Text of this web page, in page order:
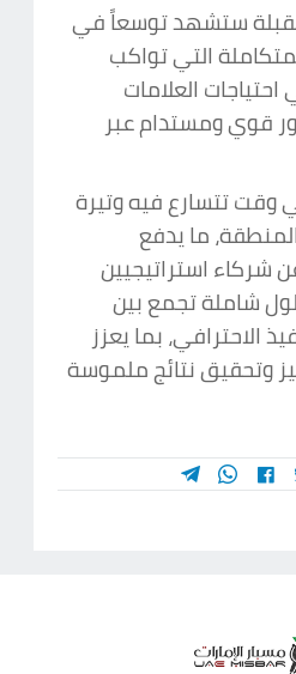
ستشهد توسعاً في
التي تواكب
العلامات
قوي ومستدام عبر
وقت تتسارع فيه وتيرة
ما يدفع
شركاء استراتيجيين
شاملة تجمع بين
الاحترافي، بما يعزز
وتحقيق نتائج ملموسة